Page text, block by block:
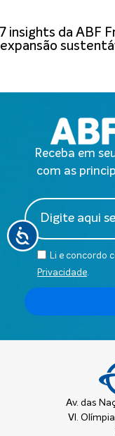
7 insights da ABF
expansão
Receba em
com as
Li e concordo
Privacidade.
Av. das
Vl.